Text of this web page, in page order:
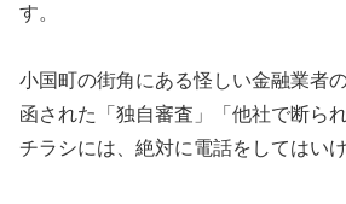
す。
小国町の街角にある怪しい金融業者
函された「独自審査」「他社で断ら
チラシには、絶対に電話をしてはいけ